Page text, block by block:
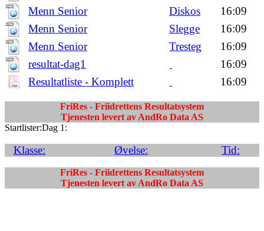
Menn Senior
Diskos
16:09
Menn Senior
Slegge
16:09
Menn Senior
Tresteg
16:09
resultat-dag1
16:09
Resultatliste - Komplett
16:09
FriRes - Friidrettens Resultatsystem
Tjenesten levert av AndRo Data AS
Startlister:Dag 1:
Klasse: Øvelse: Tid:
FriRes - Friidrettens Resultatsystem
Tjenesten levert av AndRo Data AS